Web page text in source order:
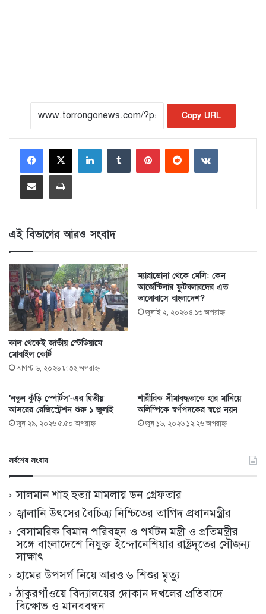
Copy URL
LinkedIn
এই বিভাগের আরও সংবাদ
কাল থেকেই জাতীয় স্টেডিয়ামে
মোবাইল কোর্ট
আগস্ট ৬, ২০২৬ ৮:৩২ অপরাহ্ণ
ম্যারাডোনা থেকে মেসি: কেন
আর্জেন্টিনার ফুটবলারদের এত
ভালোবাসে বাংলাদেশ?
জুলাই ২, ২০২৬ ৪:১৩ অপরাহ্ণ
‘নতুন কুঁড়ি স্পোর্টস’-এর দ্বিতীয়
আসরের রেজিস্ট্রেশন শুরু ১ জুলাই
জুন ২৯, ২০২৬ ৫:৫০ অপরাহ্ণ
শারীরিক সীমাবদ্ধতাকে হার মানিয়ে
অলিম্পিকে স্বর্ণপদকের স্বপ্নে নয়ন
জুন ১৬, ২০২৬ ১২:২৬ অপরাহ্ণ
সর্বশেষ সংবাদ
সালমান শাহ হত্যা মামলায় ডন গ্রেফতার
জ্বালানি উৎসের বৈচিত্র্য নিশ্চিতের তাগিদ প্রধানমন্ত্রীর
বেসামরিক বিমান পরিবহন ও পর্যটন মন্ত্রী ও প্রতিমন্ত্রীর
সঙ্গে বাংলাদেশে নিযুক্ত ইন্দোনেশিয়ার রাষ্ট্রদূতের সৌজন্য
সাক্ষাৎ
হামের উপসর্গ নিয়ে আরও ৬ শিশুর মৃত্যু
ঠাকুরগাঁওয়ে বিদ্যালয়ের দোকান দখলের প্রতিবাদে
বিক্ষোভ ও মানববন্ধন